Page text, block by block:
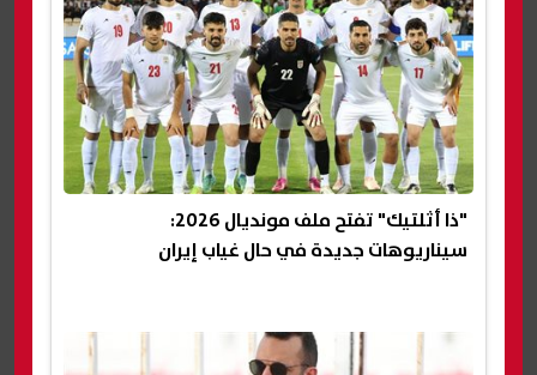
"ذا أثلتيك" تفتح ملف مونديال 2026:
سيناريوهات جديدة في حال غياب إيران